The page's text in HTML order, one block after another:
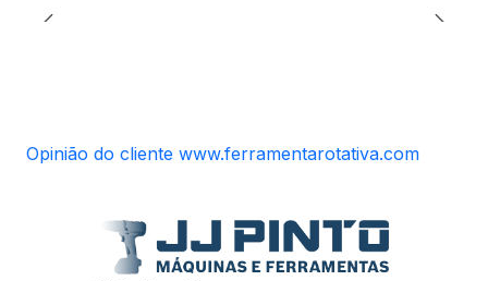
Opinião do cliente www.ferramentarotativa.com